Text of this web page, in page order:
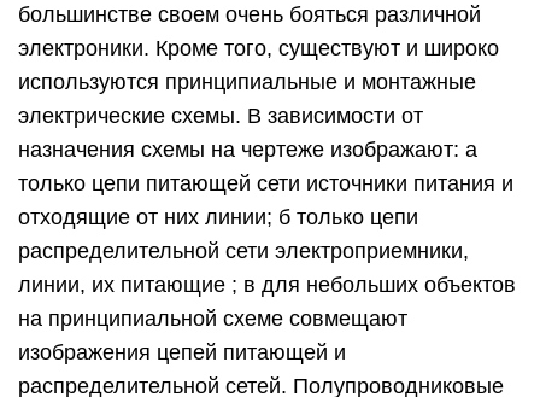
большинстве своем очень бояться различной
электроники. Кроме того, существуют и широко
используются принципиальные и монтажные
электрические схемы. В зависимости от
назначения схемы на чертеже изображают: а
только цепи питающей сети источники питания и
отходящие от них линии; б только цепи
распределительной сети электроприемники,
линии, их питающие ; в для небольших объектов
на принципиальной схеме совмещают
изображения цепей питающей и
распределительной сетей. Полупроводниковые